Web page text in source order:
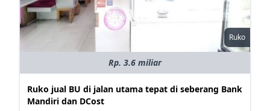
Ruko
Rp. 3.6 miliar
Ruko jual BU di jalan utama tepat di seberang Bank
Mandiri dan DCost